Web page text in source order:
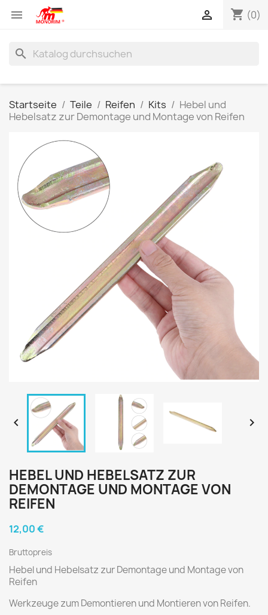
 shopping_cart (0)

search
Startseite Teile Reifen Kits
Hebel und
Hebelsatz zur Demontage und Montage von Reifen
 
HEBEL UND HEBELSATZ ZUR
DEMONTAGE UND MONTAGE VON
REIFEN
12,00 €
Bruttopreis
Hebel und Hebelsatz zur Demontage und Montage von
Reifen
Werkzeuge zum Demontieren und Montieren von Reifen.